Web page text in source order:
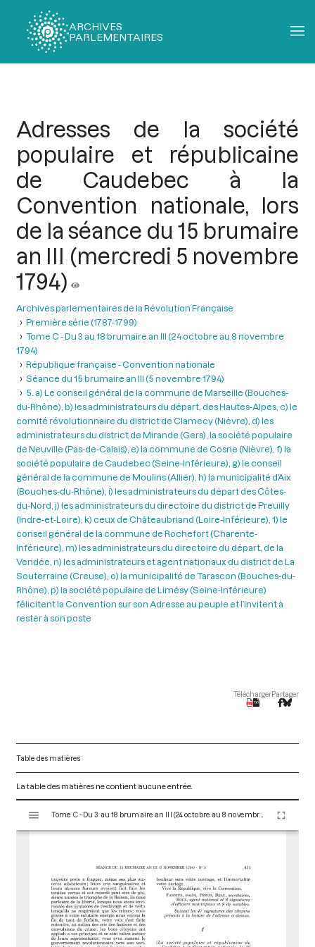
ARCHIVES
PARLEMENTAIRES
Adresses de la société
populaire et républicaine
de Caudebec à la
Convention nationale, lors
de la séance du 15 brumaire
an III (mercredi 5 novembre
1794)
Archives parlementaires de la Révolution Française
Première série (1787-1799)
Tome C - Du 3 au 18 brumaire an III (24 octobre au 8 novembre
1794)
République française - Convention nationale
Séance du 15 brumaire an III (5 novembre 1794)
5. a) Le conseil général de la commune de Marseille (Bouches-
du-Rhône), b) les administrateurs du départ, des Hautes-Alpes, c) le
comité révolutionnaire du district de Clamecy (Nièvre), d) les
administrateurs du district de Mirande (Gers), la société populaire
de Neuville (Pas-de-Calais), e) la commune de Cosne (Nièvre), f) la
société populaire de Caudebec (Seine-Inférieure), g) le conseil
général de la commune de Moulins (Allier), h) la municipalité d’Aix
(Bouches-du-Rhône), i) les administrateurs du départ des Côtes-
du-Nord, j) les administrateurs du directoire du district de Preuilly
(Indre-et-Loire), k) ceux de Châteaubriand (Loire-Inférieure), 1) le
conseil général de la commune de Rochefort (Charente-
Inférieure), m) les administrateurs du directoire du départ, de la
Vendée, n) les administrateurs et agent nationaux du district de La
Souterraine (Creuse), o) la municipalité de Tarascon (Bouches-du-
Rhône), p) la société populaire de Limésy (Seine-Inférieure)
félicitent la Convention sur son Adresse au peuple et l’invitent à
rester à son poste
TéléchargerPartager
Table des matières
La table des matières ne contient aucune entrée.
s